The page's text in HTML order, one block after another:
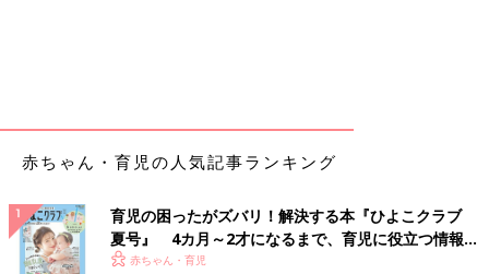
赤ちゃん・育児の人気記事ランキング
育児の困ったがズバリ！解決する本『ひよこクラブ
夏号』 4カ月～2才になるまで、育児に役立つ情報が
いっぱい！
赤ちゃん・育児